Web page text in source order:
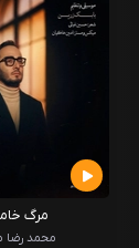
مرگ
محمد رضا